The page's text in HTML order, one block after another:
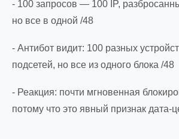
- 100 запросов — 100 IP,
но все в одной /48
- Антибот видит: 100 разных
подсетей, но все из одного блока /48
- Реакция: почти мгновенная
потому что это явный признак дата-